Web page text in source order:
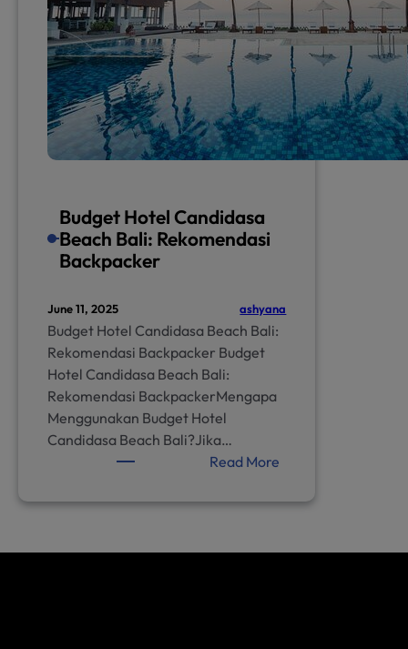
Budget Hotel Candidasa
Beach Bali: Rekomendasi
Backpacker
June 11, 2025 ashyana
Budget Hotel Candidasa Beach Bali:
Rekomendasi Backpacker Budget
Hotel Candidasa Beach Bali:
Rekomendasi BackpackerMengapa
Menggunakan Budget Hotel
Candidasa Beach Bali?Jika…
Read More
Hotel
Beach